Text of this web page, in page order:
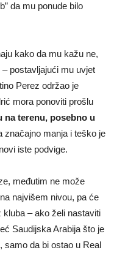
da mu ponude bilo
kako da mu kažu ne,
postavljajući mu uvjet
Perez održao je
mora ponoviti prošlu
na terenu, posebno u
značajno manja i teško je
iste podvige.
međutim ne može
najvišem nivou, pa će
– ako želi nastaviti
Saudijska Arabija što je
samo da bi ostao u Real